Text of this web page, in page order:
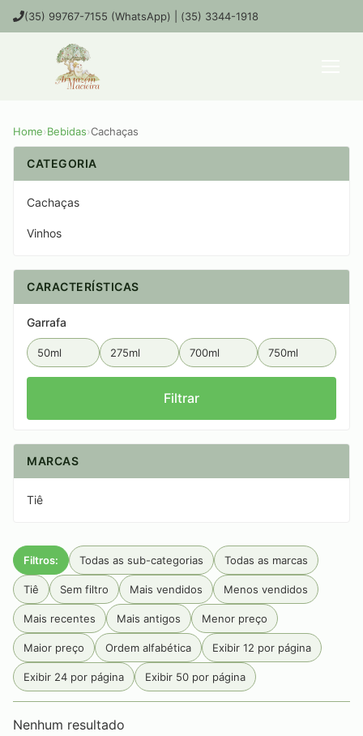
(35) 99767-7155 (WhatsApp) | (35) 3344-1918
Home›Bebidas›Cachaças
CATEGORIA
Cachaças
Vinhos
CARACTERÍSTICAS
Garrafa
50ml 275ml 700ml 750ml
Filtrar
MARCAS
Tiê
Filtros: Todas as sub-categorias Todas as marcas
Tiê Sem filtro Mais vendidos Menos vendidos
Mais recentes Mais antigos Menor preço
Maior preço Ordem alfabética Exibir 12 por página
Exibir 24 por página Exibir 50 por página
Nenhum resultado